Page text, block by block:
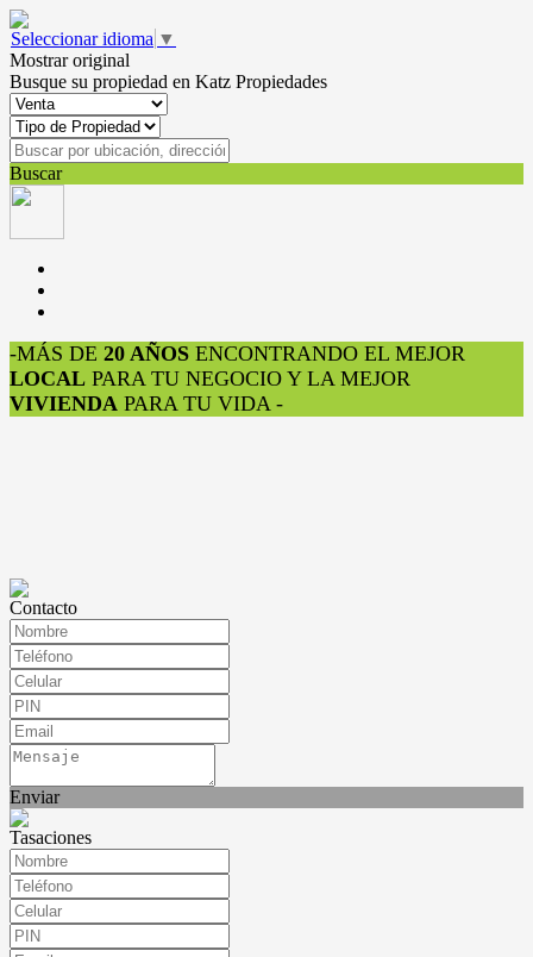
Seleccionar idioma ▼
Mostrar original
Busque su propiedad en Katz Propiedades
Buscar
-MÁS DE 20 AÑOS ENCONTRANDO EL MEJOR
LOCAL PARA TU NEGOCIO Y LA MEJOR
VIVIENDA PARA TU VIDA -
Contacto
Enviar
Tasaciones